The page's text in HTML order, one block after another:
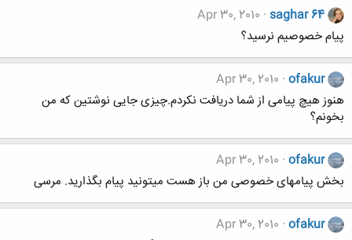
saghar 64
Apr 30, 2010
پیام خصوصیم نرسید؟
ofakur
Apr 30, 2010
هنوز هیچ پیامی از شما دریافت نکردم.چیزی جایی نوشتین که من
بخونم؟
ofakur
Apr 30, 2010
بخش پیامهای خصوصی من باز هست میتونید پیام بگذارید. مرسی
ofakur
Apr 30, 2010